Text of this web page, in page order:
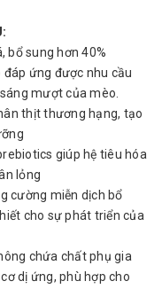
bổ sung hơn 40%
ứng được nhu cầu
mượt của mèo.
thịt thương hạng, tạo
giúp hệ tiêu hóa
lỏng
cường miễn dịch bổ
cho sự phát triển của
chứa chất phụ gia
dị ứng, phù hợp cho